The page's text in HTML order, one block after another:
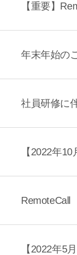
【重要】
年末年始の
社員研修に
【2022年
【2022年5